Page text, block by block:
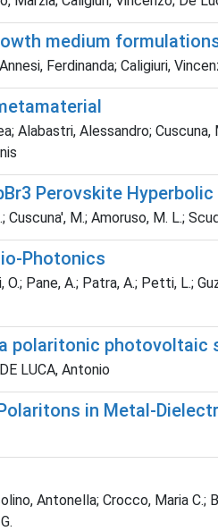
medium
Ferdinanda; Caligiuri,
Alabastri, Alessandro;
Perovskite
M.; Amoruso, M. L.;
Photonics
Pane, A.; Patra, A.; Petti, L.;
polaritonic photovoltaic
LUCA, Antonio
in Metal-
Antonella; Crocco, Maria C.;